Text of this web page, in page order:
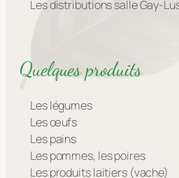
Les distributions salle Gay-
Quelques produits
Les légumes
Les œufs
Les pains
Les pommes, les poires
Les produits laitiers (vache)